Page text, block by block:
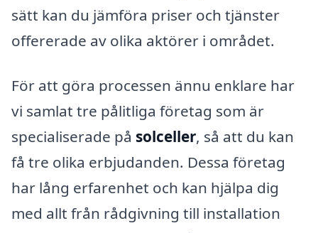
sätt kan du jämföra priser och tjänster
offererade av olika aktörer i området.
För att göra processen ännu enklare har
vi samlat tre pålitliga företag som är
specialiserade på solceller, så att du kan
få tre olika erbjudanden. Dessa företag
har lång erfarenhet och kan hjälpa dig
med allt från rådgivning till installation